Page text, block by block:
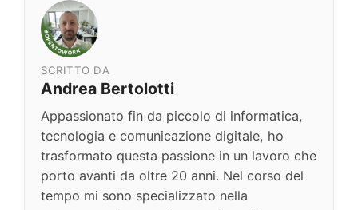
SCRITTO DA
Andrea Bertolotti
Appassionato fin da piccolo di informatica,
tecnologia e comunicazione digitale, ho
trasformato questa passione in un lavoro che
porto avanti da oltre 20 anni. Nel corso del
tempo mi sono specializzato nella